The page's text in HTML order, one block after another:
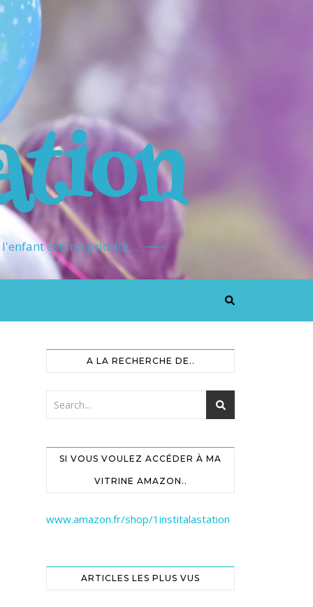
l'enfant est ma priorité…
A LA RECHERCHE DE..
SI VOUS VOULEZ ACCÉDER À MA
VITRINE AMAZON..
www.amazon.fr/shop/1institalastation
ARTICLES LES PLUS VUS